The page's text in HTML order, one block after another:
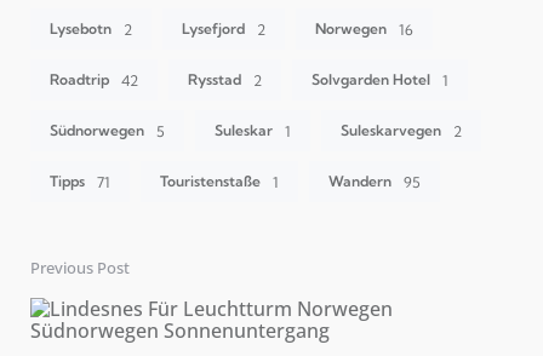
Lysebotn 2 Lysefjord 2 Norwegen 16
Roadtrip 42 Rysstad 2 Solvgarden Hotel 1
Südnorwegen 5 Suleskar 1 Suleskarvegen 2
Tipps 71 Touristenstaße 1 Wandern 95
navigation
Previous Post